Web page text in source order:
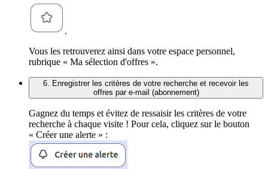
.
Vous les retrouverez ainsi dans votre espace personnel,
rubrique « Ma sélection d'offres ».
6. Enregistrer les critères de votre recherche et recevoir les
offres par e-mail (abonnement)
Gagnez du temps et évitez de ressaisir les critères de votre
recherche à chaque visite ! Pour cela, cliquez sur le bouton
« Créer une alerte » :